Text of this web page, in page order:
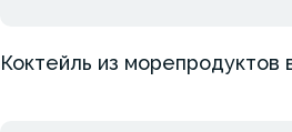
Коктейль из морепродуктов